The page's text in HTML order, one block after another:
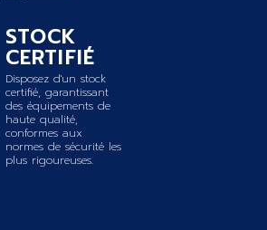
STOCK
CERTIFIÉ
Disposez d'un stock
certifié, garantissant
des équipements de
haute qualité,
conformes aux
normes de sécurité les
plus rigoureuses.